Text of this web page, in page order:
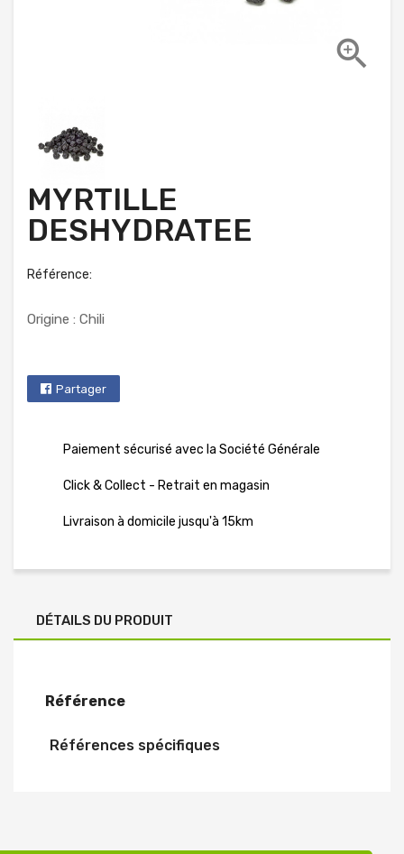

MYRTILLE
DESHYDRATEE
Référence:
Origine : Chili
Partager
Paiement sécurisé avec la Société Générale
Click & Collect - Retrait en magasin
Livraison à domicile jusqu'à 15km
DÉTAILS DU PRODUIT
Référence
Références spécifiques